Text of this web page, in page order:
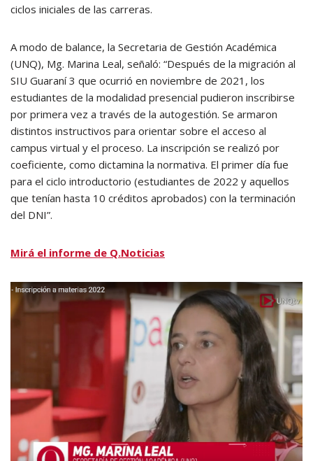
ciclos iniciales de las carreras.
A modo de balance, la Secretaria de Gestión Académica
(UNQ), Mg. Marina Leal, señaló: “Después de la migración al
SIU Guaraní 3 que ocurrió en noviembre de 2021, los
estudiantes de la modalidad presencial pudieron inscribirse
por primera vez a través de la autogestión. Se armaron
distintos instructivos para orientar sobre el acceso al
campus virtual y el proceso. La inscripción se realizó por
coeficiente, como dictamina la normativa. El primer día fue
para el ciclo introductorio (estudiantes de 2022 y aquellos
que tenían hasta 10 créditos aprobados) con la terminación
del DNI”.
Mirá el informe de Q.Noticias